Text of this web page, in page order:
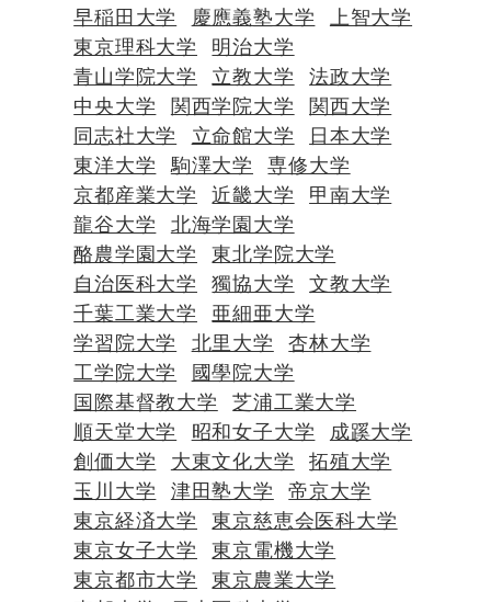
早稲田大学
慶應義塾大学 上智大学
東京理科大学
明治大学
青山学院大学
立教大学 法政大学
中央大学 関西学院大学 関西大学
同志社大学
立命館大学
日本大学
東洋大学 駒澤大学 専修大学
京都産業大学 近畿大学
甲南大学
龍谷大学 北海学園大学
酪農学園大学 東北学院大学
自治医科大学 獨協大学 文教大学
千葉工業大学
亜細亜大学
学習院大学
北里大学 杏林大学
工学院大学
國學院大学
国際基督教大学 芝浦工業大学
順天堂大学
昭和女子大学
成蹊大学
創価大学
大東文化大学 拓殖大学
玉川大学 津田塾大学 帝京大学
東京経済大学 東京慈恵会医科大学
東京女子大学 東京電機大学
東京都市大学 東京農業大学